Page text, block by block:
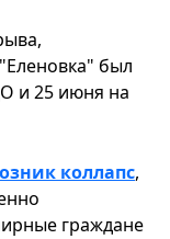
был
и 25 июня на
коллапс,
граждане